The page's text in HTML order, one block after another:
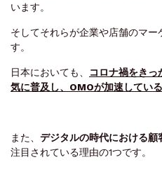
います。
そしてそれらが企業や店舗のマ
す。
日本においても、
コロナ禍をきっ
気に普及し、OMOが加速している
また、 デジタルの時代における顧
注目されている理由の1つです。